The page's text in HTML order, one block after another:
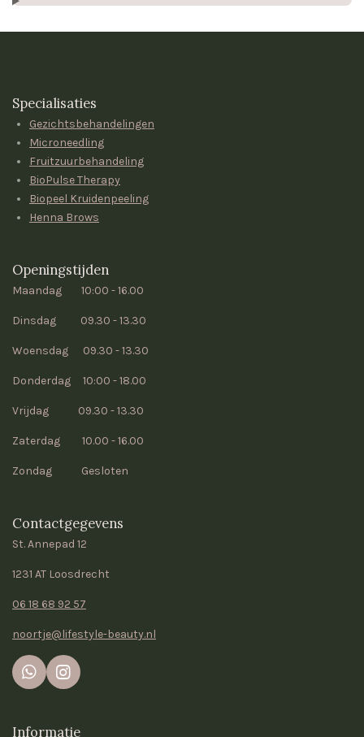
Specialisaties
Gezichtsbehandelingen
Microneedling
Fruitzuurbehandeling
BioPulse Therapy
Biopeel Kruidenpeeling
Henna Brows
Openingstijden
Maandag 10:00 - 16.00
Dinsdag 09.30 - 13.30
Woensdag 09.30 - 13.30
Donderdag 10:00 - 18.00
Vrijdag 09.30 - 13.30
Zaterdag 10.00 - 16.00
Zondag Gesloten
Contactgegevens
St. Annepad 12
1231 AT Loosdrecht
06 18 68 92 57
noortje@lifestyle-beauty.nl
W
h
t
I
n
t
Informatie